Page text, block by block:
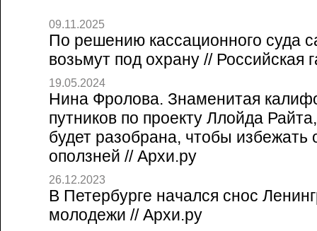
09.11.2025
По решению кассационного суда
возьмут под охрану // Российская
19.05.2024
Нина Фролова. Знаменитая
путников по проекту Ллойда
будет разобрана, чтобы избежать
оползней // Архи.ру
26.12.2023
В Петербурге начался снос
молодежи // Архи.ру